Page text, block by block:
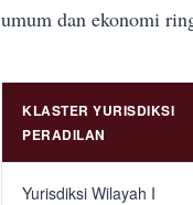
umum dan ekonomi
KLASTER YURISDIKSI
PERADILAN
Yurisdiksi Wilayah I